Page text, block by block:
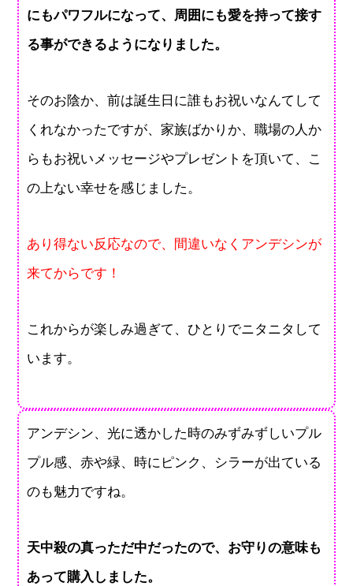
にもパワフルになって、周囲にも愛を持って接す
る事ができるようになりました。
そのお陰か、前は誕生日に誰もお祝いなんてして
くれなかったですが、家族ばかりか、職場の人か
らもお祝いメッセージやプレゼントを頂いて、こ
の上ない幸せを感じました。
あり得ない反応なので、間違いなくアンデシンが
来てからです！
これからが楽しみ過ぎて、ひとりでニタニタして
います。
アンデシン、光に透かした時のみずみずしいプル
プル感、赤や緑、時にピンク、シラーが出ている
のも魅力ですね。
天中殺の真っただ中だったので、お守りの意味も
あって購入しました。